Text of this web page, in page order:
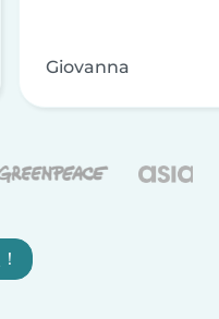
Giovanna